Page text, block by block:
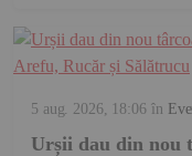
5 aug. 2026, 18:06 în
Urșii dau din nou